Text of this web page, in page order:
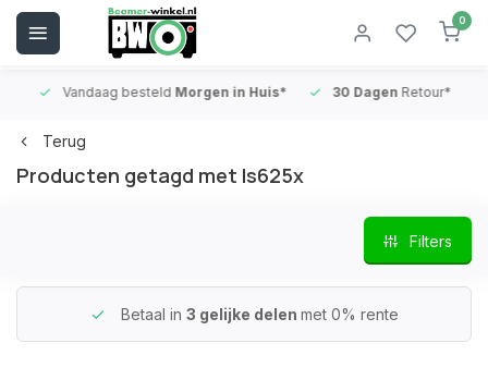
0
Vandaag besteldMorgen in Huis* 30 DagenRetour*
Terug
Producten getagd met ls625x
Filters
Betaal in 3 gelijke delen met 0% rente